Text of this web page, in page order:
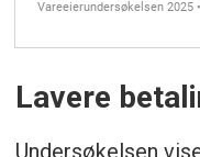
Lavere
Undersøkelsen